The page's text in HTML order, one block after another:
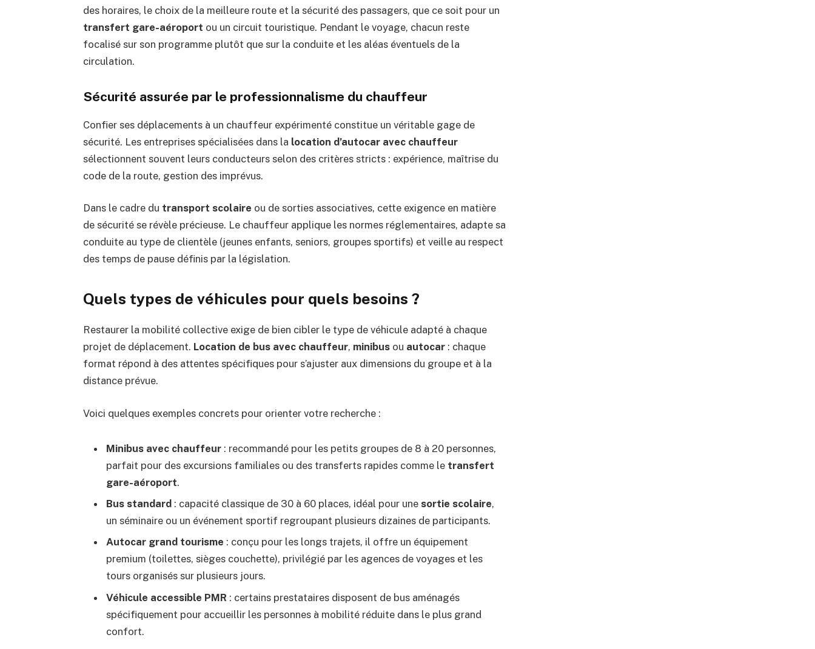
des horaires, le choix de la meilleure route et la sécurité des passagers, que ce soit pour un
transfert gare-aéroport ou un circuit touristique. Pendant le voyage, chacun reste
focalisé sur son programme plutôt que sur la conduite et les aléas éventuels de la
circulation.
Sécurité assurée par le professionnalisme du chauffeur
Confier ses déplacements à un chauffeur expérimenté constitue un véritable gage de
sécurité. Les entreprises spécialisées dans la location d’autocar avec chauffeur
sélectionnent souvent leurs conducteurs selon des critères stricts : expérience, maîtrise du
code de la route, gestion des imprévus.
Dans le cadre du transport scolaire ou de sorties associatives, cette exigence en matière
de sécurité se révèle précieuse. Le chauffeur applique les normes réglementaires, adapte sa
conduite au type de clientèle (jeunes enfants, seniors, groupes sportifs) et veille au respect
des temps de pause définis par la législation.
Quels types de véhicules pour quels besoins ?
Restaurer la mobilité collective exige de bien cibler le type de véhicule adapté à chaque
projet de déplacement. Location de bus avec chauffeur, minibusou autocar: chaque
format répond à des attentes spécifiques pour s’ajuster aux dimensions du groupe et à la
distance prévue.
Voici quelques exemples concrets pour orienter votre recherche :
Minibus avec chauffeur: recommandé pour les petits groupes de 8 à 20 personnes,
parfait pour des excursions familiales ou des transferts rapides comme le transfert
gare-aéroport.
Bus standard : capacité classique de 30 à 60 places, idéal pour une sortie scolaire,
un séminaire ou un événement sportif regroupant plusieurs dizaines de participants.
Autocar grand tourisme : conçu pour les longs trajets, il offre un équipement
premium (toilettes, sièges couchette), privilégié par les agences de voyages et les
tours organisés sur plusieurs jours.
Véhicule accessible PMR : certains prestataires disposent de bus aménagés
spécifiquement pour accueillir les personnes à mobilité réduite dans le plus grand
confort.